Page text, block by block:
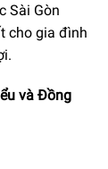
giúp hút khí
Sài Gòn
cho gia đình
và Đồng